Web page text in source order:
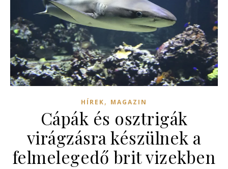
HÍREK, MAGAZIN
Cápák és osztrigák
virágzásra készülnek a
felmelegedő brit vizekben